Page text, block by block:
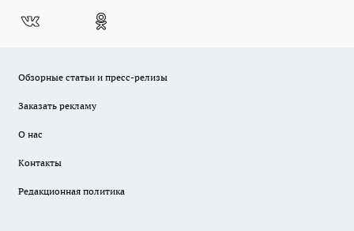
Обзорные статьи и пресс-релизы
Заказать рекламу
О нас
Контакты
Редакционная политика